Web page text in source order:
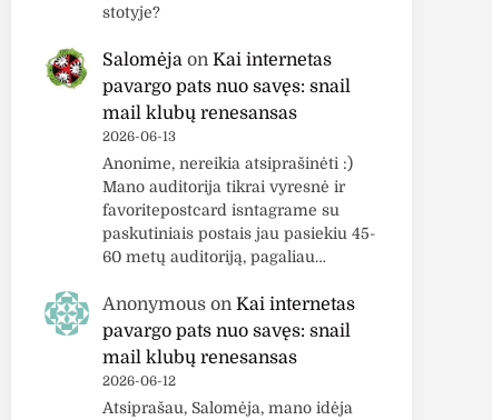
stotyje?
Salomėja on Kai internetas
pavargo pats nuo savęs: snail
mail klubų renesansas
2026-06-13
Anonime, nereikia atsiprašinėti :)
Mano auditorija tikrai vyresnė ir
favoritepostcard isntagrame su
paskutiniais postais jau pasiekiu 45-
60 metų auditoriją, pagaliau…
Anonymous on Kai internetas
pavargo pats nuo savęs: snail
mail klubų renesansas
2026-06-12
Atsiprašau, Salomėja, mano idėja